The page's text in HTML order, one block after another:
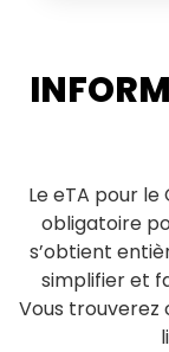
Le eTA pour
obligatoire
s’obtient
simplifier et
Vous trouverez